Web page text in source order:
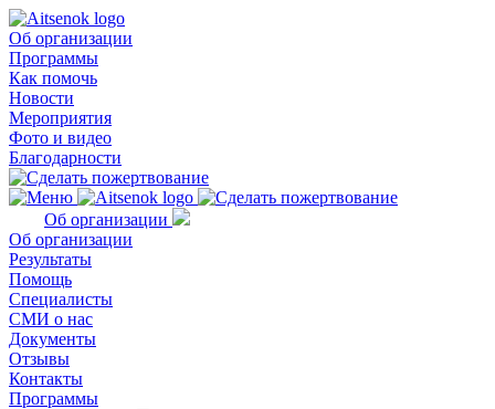
Об организации
Программы
Как помочь
Новости
Мероприятия
Фото и видео
Благодарности
Об организации
Об организации
Результаты
Помощь
Специалисты
СМИ о нас
Документы
Отзывы
Контакты
Программы